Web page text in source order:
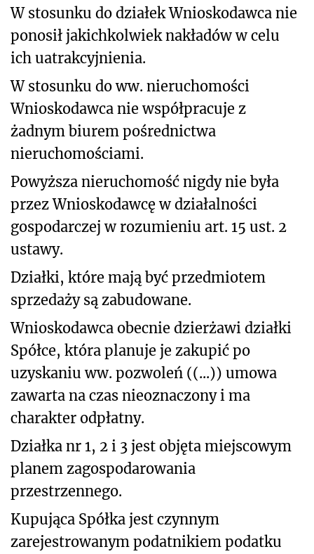
W stosunku do działek Wnioskodawca nie
ponosił jakichkolwiek nakładów w celu
ich uatrakcyjnienia.
W stosunku do ww. nieruchomości
Wnioskodawca nie współpracuje z
żadnym biurem pośrednictwa
nieruchomościami.
Powyższa nieruchomość nigdy nie była
przez Wnioskodawcę w działalności
gospodarczej w rozumieniu art. 15 ust. 2
ustawy.
Działki, które mają być przedmiotem
sprzedaży są zabudowane.
Wnioskodawca obecnie dzierżawi działki
Spółce, która planuje je zakupić po
uzyskaniu ww. pozwoleń ((...)) umowa
zawarta na czas nieoznaczony i ma
charakter odpłatny.
Działka nr 1, 2 i 3 jest objęta miejscowym
planem zagospodarowania
przestrzennego.
Kupująca Spółka jest czynnym
zarejestrowanym podatnikiem podatku